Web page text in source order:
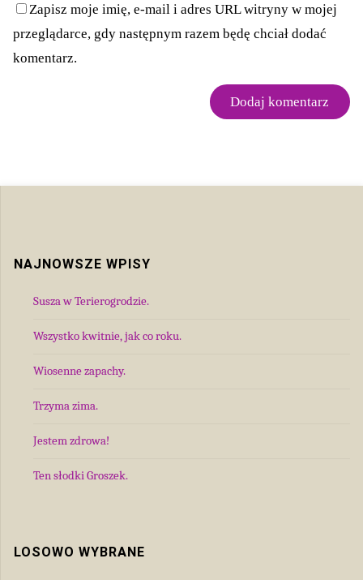
Zapisz moje imię, e-mail i adres URL witryny w mojej
przeglądarce, gdy następnym razem będę chciał dodać
komentarz.
NAJNOWSZE WPISY
Susza w Terierogrodzie.
Wszystko kwitnie, jak co roku.
Wiosenne zapachy.
Trzyma zima.
Jestem zdrowa!
Ten słodki Groszek.
LOSOWO WYBRANE